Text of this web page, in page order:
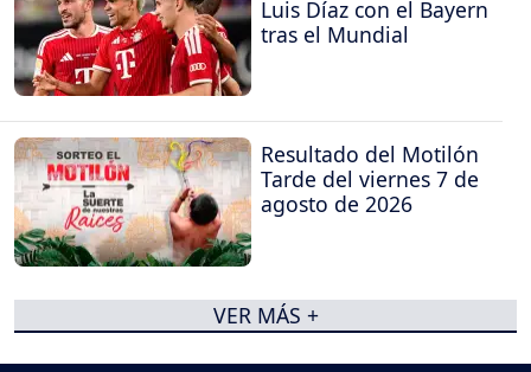
Luis Díaz con el Bayern
tras el Mundial
Resultado del Motilón
Tarde del viernes 7 de
agosto de 2026
VER MÁS +